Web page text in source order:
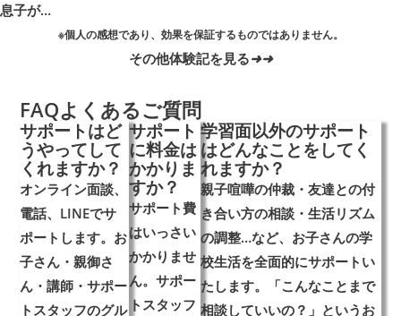
息子が…
※個人の感想であり、効果を保証するものではありません。
その他体験記を見る➜➜
FAQよくあるご質問
サポートはど
うやってして
くれますか？
オンライン面談、
電話、LINEでサ
ポートします。 お
子さん・親御さ
ん・講師・サポー
トスタッフのグル
サポート
に料金は
かかりま
すか？
サポート費
はいっさい
かかりませ
ん。サポー
トスタッフ
学習面以外のサポート
はどんなことをしてく
れますか？
親子喧嘩の仲裁・友達との付
き合い方の相談・生活リズム
の調整…など、お子さんの学
校生活を全面的にサポートい
たします。「こんなことまで
相談していいの？」というお